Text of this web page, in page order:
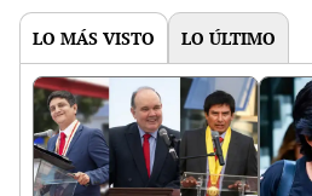
LO MÁS VISTO LO ÚLTIMO